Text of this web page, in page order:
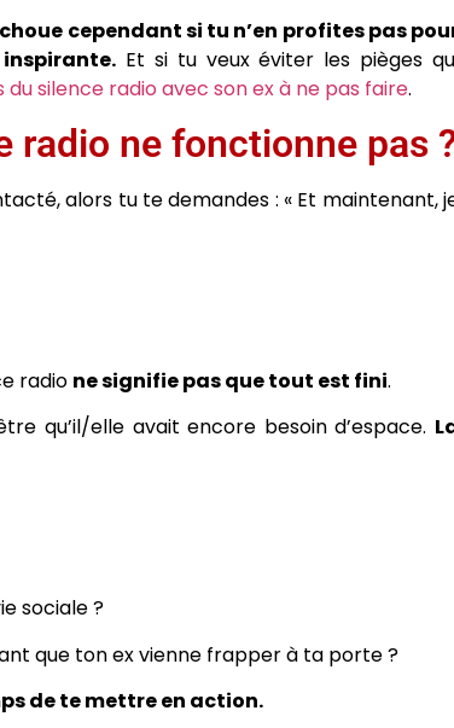
cependant si tu n’en profites pas
Et si tu veux éviter les pièges
du silence radio avec son ex à ne pas faire.
radio ne fonctionne pas
alors tu te demandes : « Et maintenant,
radio ne signifie pas que tout est fini.
qu’il/elle avait encore besoin d’espace.
sociale ?
que ton ex vienne frapper à ta porte ?
de te mettre en action.